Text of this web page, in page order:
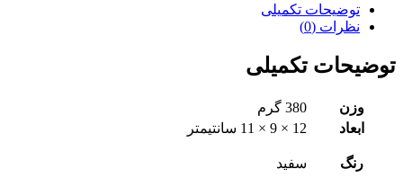
توضیحات تکمیلی
نظرات (0)
توضیحات تکمیلی
وزن
380 گرم
ابعاد
12 × 9 × 11 سانتیمتر
رنگ سفید